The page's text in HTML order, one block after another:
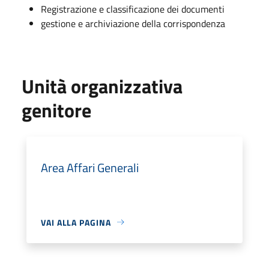
Registrazione e classificazione dei documenti
gestione e archiviazione della corrispondenza
Unità organizzativa
genitore
Area Affari Generali
VAI ALLA PAGINA